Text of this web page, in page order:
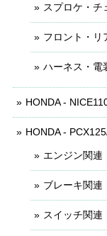
スプロケ・チ
フロント・リ
ハーネス・電
HONDA -
HONDA -
エンジン関連
ブレーキ関連
スイッチ関連